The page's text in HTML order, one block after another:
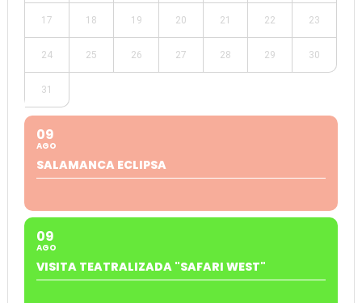
17 18 19 20 21 22 23
24 25 26 27 28 29 30
31
09
AGO
SALAMANCA ECLIPSA
09
AGO
VISITA TEATRALIZADA "SAFARI WEST"